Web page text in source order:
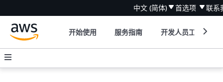
中文 (简体) 首选项 联系
开始使用 服务指南 开发人员工具